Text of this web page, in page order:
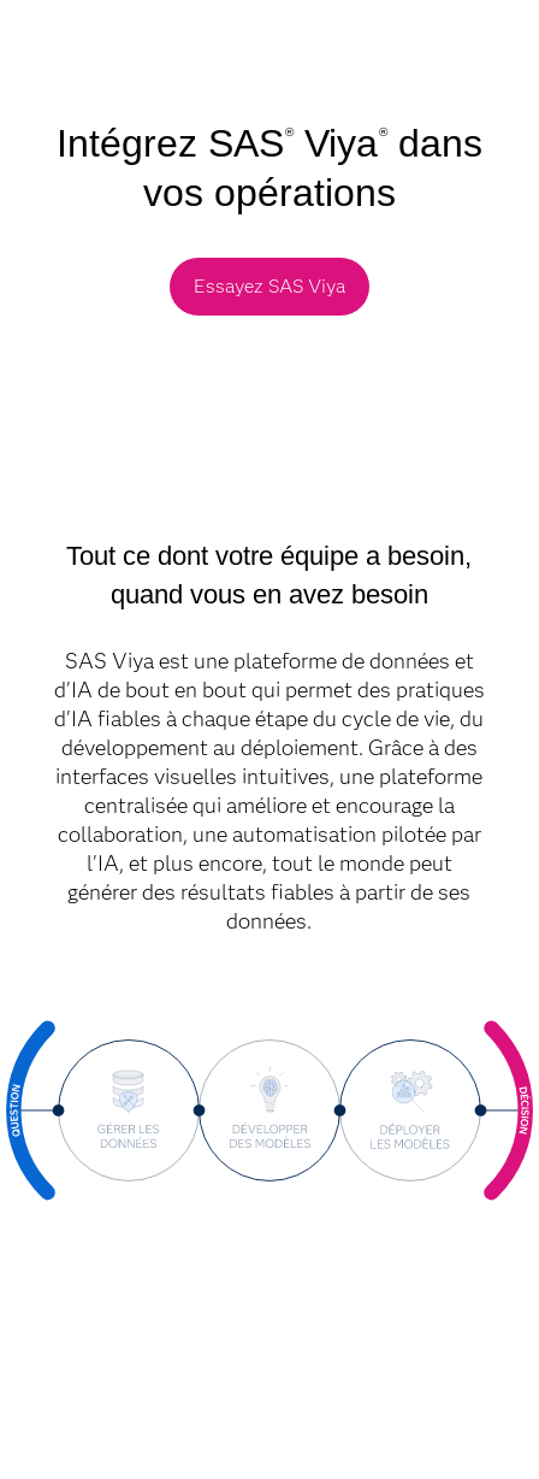
Intégrez SAS®Viya®dans
vos opérations
Essayez SAS Viya
Tout ce dont votre équipe a besoin,
quand vous en avez besoin
SAS Viya est une plateforme de données et
d'IA de bout en bout qui permet des pratiques
d'IA fiables à chaque étape du cycle de vie, du
développement au déploiement. Grâce à des
interfaces visuelles intuitives, une plateforme
centralisée qui améliore et encourage la
collaboration, une automatisation pilotée par
l'IA, et plus encore, tout le monde peut
générer des résultats fiables à partir de ses
données.